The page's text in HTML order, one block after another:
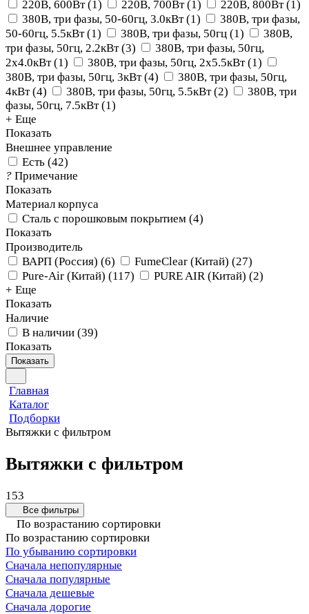
220В, 600Вт(1) 220В, 700Вт(1) 220В, 800Вт(1)
380В, три фазы, 50-60гц, 3.0кВт(1)
380В, три фазы,
50-60гц, 5.5кВт(1) 380В, три фазы, 50гц (1)
380В,
три фазы, 50гц, 2.2кВт(3)
380В, три фазы, 50гц,
2x4.0кВт(1) 380В, три фазы, 50гц, 2х5.5кВт(1)
380В, три фазы, 50гц, 3кВт(4)
380В, три фазы, 50гц,
4кВт(4) 380В, три фазы, 50гц, 5.5кВт(2)
380В, три
фазы, 50гц, 7.5кВт(1)
+ Еще
Показать
Внешнее управление
Есть (42)
? Примечание
Показать
Материал корпуса
Сталь с порошковым покрытием (4)
Показать
Производитель
ВАРП (Россия) (6) FumeClear (Китай) (27)
Pure-Air (Китай) (117) PURE AIR (Китай) (2)
+ Еще
Показать
Наличие
В наличии (39)
Показать
Показать
Главная
Каталог
Подборки
Вытяжки с фильтром
Вытяжки с фильтром
153
Все фильтры
По возрастанию сортировки
По возрастанию сортировки
По убыванию сортировки
Сначала непопулярные
Сначала популярные
Сначала дешевые
Сначала дорогие